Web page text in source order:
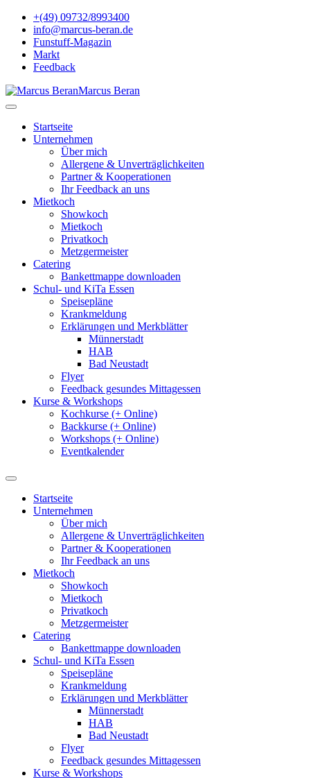
+(49) 09732/8993400
info@marcus-beran.de
Funstuff-Magazin
Markt
Feedback
Marcus Beran
Startseite
Unternehmen
Über mich
Allergene & Unverträglichkeiten
Partner & Kooperationen
Ihr Feedback an uns
Mietkoch
Showkoch
Mietkoch
Privatkoch
Metzgermeister
Catering
Bankettmappe downloaden
Schul- und KiTa Essen
Speisepläne
Krankmeldung
Erklärungen und Merkblätter
Münnerstadt
HAB
Bad Neustadt
Flyer
Feedback gesundes Mittagessen
Kurse & Workshops
Kochkurse (+ Online)
Backkurse (+ Online)
Workshops (+ Online)
Eventkalender
Startseite
Unternehmen
Über mich
Allergene & Unverträglichkeiten
Partner & Kooperationen
Ihr Feedback an uns
Mietkoch
Showkoch
Mietkoch
Privatkoch
Metzgermeister
Catering
Bankettmappe downloaden
Schul- und KiTa Essen
Speisepläne
Krankmeldung
Erklärungen und Merkblätter
Münnerstadt
HAB
Bad Neustadt
Flyer
Feedback gesundes Mittagessen
Kurse & Workshops